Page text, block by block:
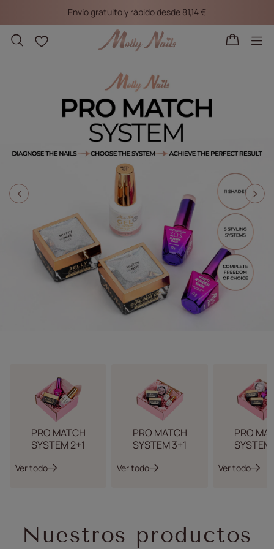
Envío gratuito y rápido desde 81,14 €
Listas de la compra
PRO MATCH
SYSTEM 2+1
Ver todo
PRO MATCH
SYSTEM 3+1
Ver todo
PRO
SYSTEM
Ver todo
Nuestros productos